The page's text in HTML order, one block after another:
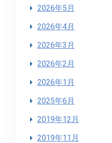
2026年5月
2026年4月
2026年3月
2026年2月
2026年1月
2025年6月
2019年12月
2019年11月